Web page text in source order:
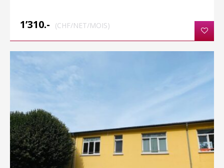
1’310.- (CHF/NET/MOIS)